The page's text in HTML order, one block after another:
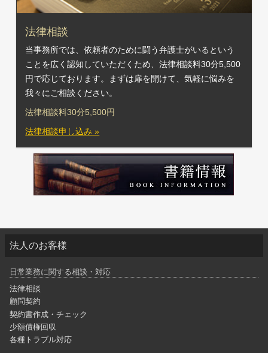
法律相談
当事務所では、依頼者のために闘う弁護士がいるという
ことを広く認知していただくため、法律相談料30分5,500
円で応じております。まずは扉を開けて、気軽に悩みを
我々にご相談ください。
法律相談料30分5,500円
法律相談申し込み »
法人のお客様
日常業務に関する相談・対応
法律相談
顧問契約
契約書作成・チェック
少額債権回収
各種トラブル対応